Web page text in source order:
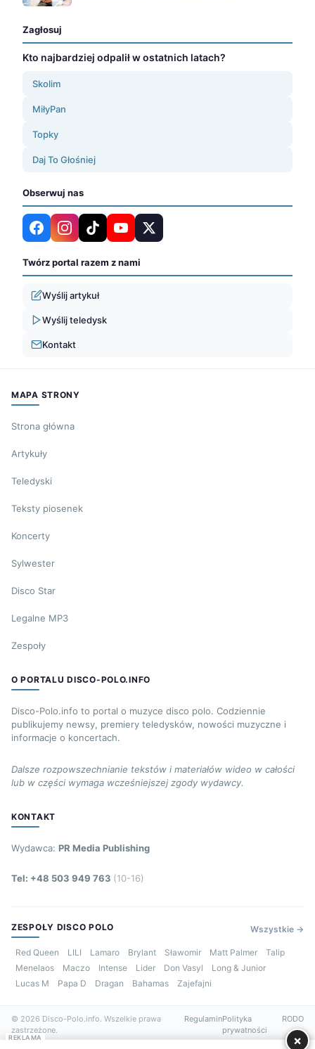
Zagłosuj
Kto najbardziej odpalił w ostatnich latach?
Skolim
MiłyPan
Topky
Daj To Głośniej
Obserwuj nas
Twórz portal razem z nami
Wyślij artykuł
Wyślij teledysk
Kontakt
MAPA STRONY
Strona główna
Artykuły
Teledyski
Teksty piosenek
Koncerty
Sylwester
Disco Star
Legalne MP3
Zespoły
O PORTALU DISCO-POLO.INFO
Disco-Polo.info to portal o muzyce disco polo. Codziennie
publikujemy newsy, premiery teledysków, nowości muzyczne i
informacje o koncertach.
Dalsze rozpowszechnianie tekstów i materiałów wideo w całości
lub w części wymaga wcześniejszej zgody wydawcy.
KONTAKT
Wydawca: PR Media Publishing
Tel: +48 503 949 763 (10-16)
ZESPOŁY DISCO POLO Wszystkie →
Red Queen LILI Lamaro Brylant Sławomir Matt Palmer
Talip
Menelaos
Maczo Intense Lider Don Vasyl
Long & Junior
Lucas M
Papa D Dragan Bahamas Zajefajni
© 2026 Disco-Polo.info. Wszelkie prawa
zastrzeżone.
RegulaminPolityka
prywatności
RODO
REKLAMA ×